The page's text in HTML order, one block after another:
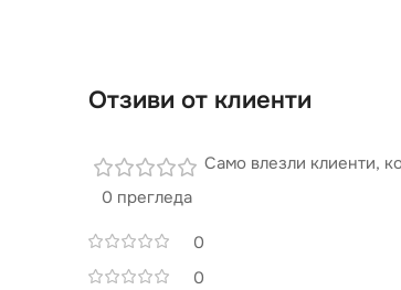
Отзиви от клиенти
0 прегледа
0
0
Само влезли клиенти,